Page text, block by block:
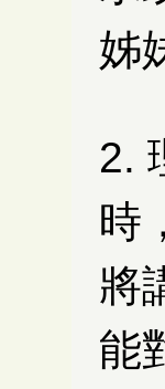
姊
2.
時
將
能